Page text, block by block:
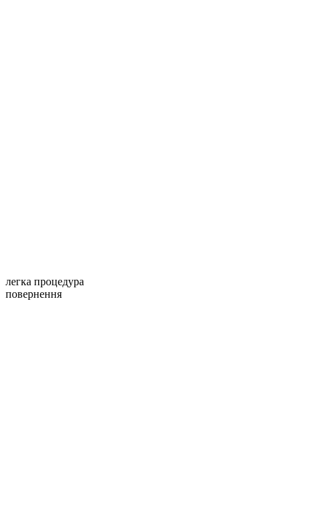
легка процедура
повернення